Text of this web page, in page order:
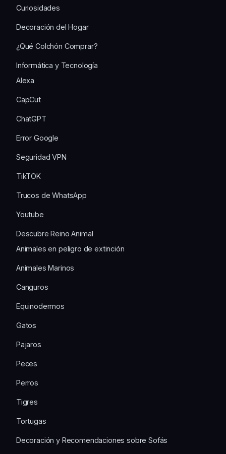
Curiosidades
Decoración del Hogar
¿Qué Colchón Comprar?
Informática y Tecnología
Alexa
CapCut
ChatGPT
Error Google
Seguridad VPN
TikTOK
Trucos de WhatsApp
Youtube
Descubre Reino Animal
Animales en peligro de extinción
Animales Marinos
Canguros
Equinodermos
Gatos
Pajaros
Peces
Perros
Tigres
Tortugas
Decoración y Recomendaciones sobre Sofás